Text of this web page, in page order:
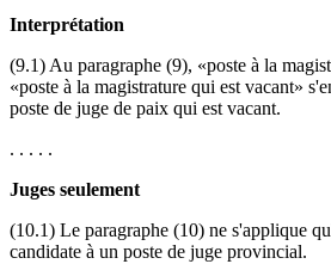
Interprétation
(9.1) Au paragraphe (9), «poste à la
«poste à la magistrature qui est vacant»
poste de juge de paix qui est vacant.
. . . . .
Juges seulement
(10.1) Le paragraphe (10) ne s'applique
candidate à un poste de juge provincial.